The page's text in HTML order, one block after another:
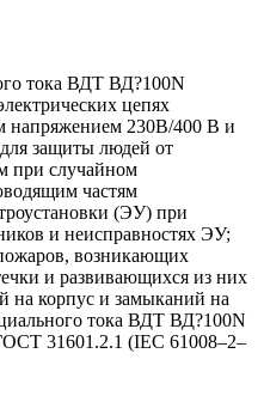
тока ВДТ ВД?100N
цепях
напряжением 230В/400 В и
защиты людей от
при случайном
частям
(ЭУ) при
и неисправностях ЭУ;
возникающих
и развивающихся из них
на корпус и замыканий на
тока ВДТ ВД?100N
31601.2.1 (IEC 61008–2–